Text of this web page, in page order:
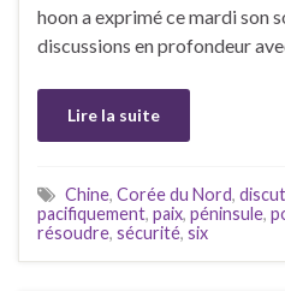
hoon a exprimé ce mardi son
discussions en profondeur
Lire la suite
Chine, Corée du Nord,
pacifiquement, paix, péninsule,
résoudre, sécurité, six